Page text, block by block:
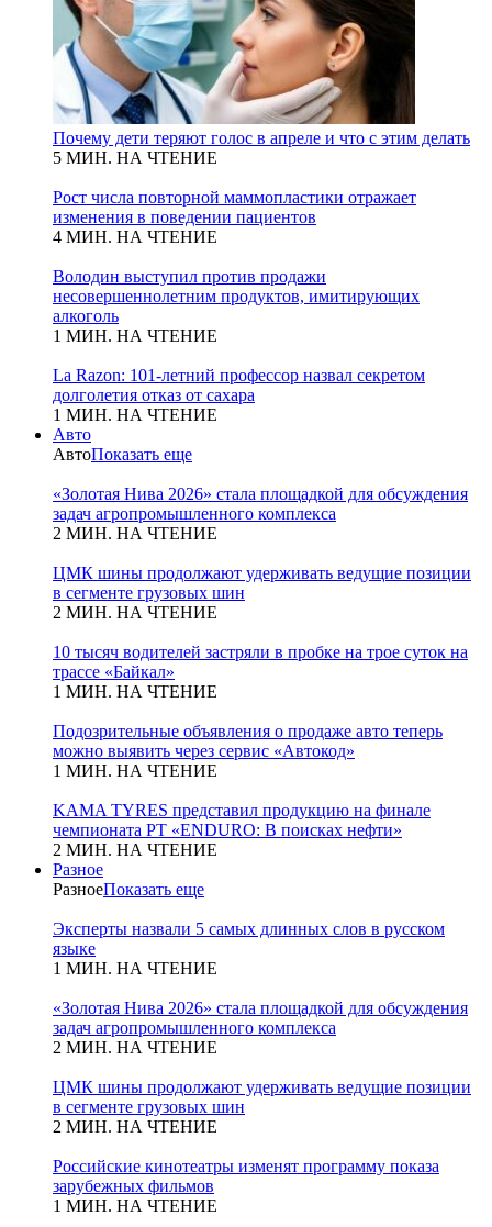
Почему дети теряют голос в апреле и что с этим делать
5 МИН. НА ЧТЕНИЕ
Рост числа повторной маммопластики отражает
изменения в поведении пациентов
4 МИН. НА ЧТЕНИЕ
Володин выступил против продажи
несовершеннолетним продуктов, имитирующих
алкоголь
1 МИН. НА ЧТЕНИЕ
La Razon: 101-летний профессор назвал секретом
долголетия отказ от сахара
1 МИН. НА ЧТЕНИЕ
Авто
АвтоПоказать еще
«Золотая Нива 2026» стала площадкой для обсуждения
задач агропромышленного комплекса
2 МИН. НА ЧТЕНИЕ
ЦМК шины продолжают удерживать ведущие позиции
в сегменте грузовых шин
2 МИН. НА ЧТЕНИЕ
10 тысяч водителей застряли в пробке на трое суток на
трассе «Байкал»
1 МИН. НА ЧТЕНИЕ
Подозрительные объявления о продаже авто теперь
можно выявить через сервис «Автокод»
1 МИН. НА ЧТЕНИЕ
KAMA TYRES представил продукцию на финале
чемпионата РТ «ENDURO: В поисках нефти»
2 МИН. НА ЧТЕНИЕ
Разное
РазноеПоказать еще
Эксперты назвали 5 самых длинных слов в русском
языке
1 МИН. НА ЧТЕНИЕ
«Золотая Нива 2026» стала площадкой для обсуждения
задач агропромышленного комплекса
2 МИН. НА ЧТЕНИЕ
ЦМК шины продолжают удерживать ведущие позиции
в сегменте грузовых шин
2 МИН. НА ЧТЕНИЕ
Российские кинотеатры изменят программу показа
зарубежных фильмов
1 МИН. НА ЧТЕНИЕ